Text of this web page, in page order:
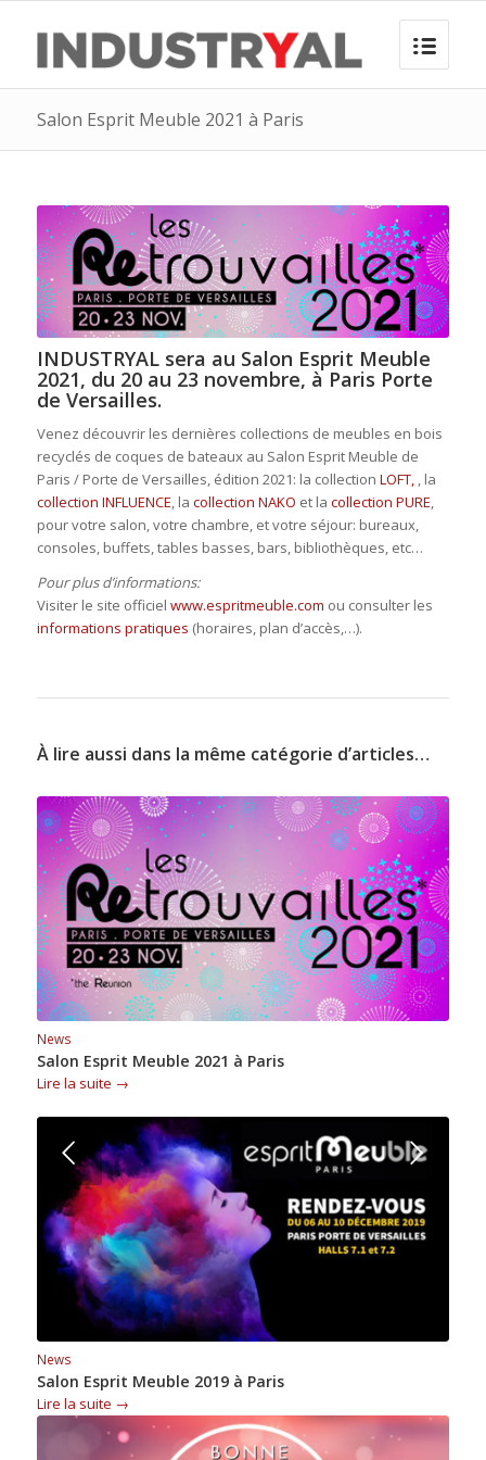
Salon Esprit Meuble 2021 à Paris
INDUSTRYAL sera au Salon Esprit Meuble
2021, du 20 au 23 novembre, à Paris Porte
de Versailles.
Venez découvrir les dernières collections de meubles en bois
recyclés de coques de bateaux au Salon Esprit Meuble de
Paris / Porte de Versailles, édition 2021: la collection LOFT,, la
collection INFLUENCE, la collection NAKO et la collection PURE,
pour votre salon, votre chambre, et votre séjour: bureaux,
consoles, buffets, tables basses, bars, bibliothèques, etc…
Pour plus d’informations:
Visiter le site officiel www.espritmeuble.com ou consulter les
informations pratiques (horaires, plan d’accès,…).
À lire aussi dans la même catégorie d’articles…
News
Salon Esprit Meuble 2021 à Paris
Lire la suite →
News
Salon Esprit Meuble 2019 à Paris
Lire la suite →
Suivant